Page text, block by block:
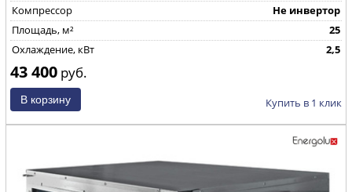
Компрессор
Не инвертор
Площадь, м²
25
Охлаждение, кВт
2,5
43 400 руб.
Купить в 1 клик